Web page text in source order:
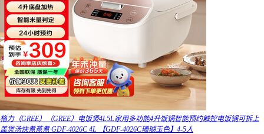
格力（GREE）（GREE）电饭煲4L5L家用多功能4升饭锅智能预约触控电饭锅可拆上
盖煲汤快煮蒸煮 GDF-4026C 4L 【GDF-4026C珊瑚玉色】4-5人